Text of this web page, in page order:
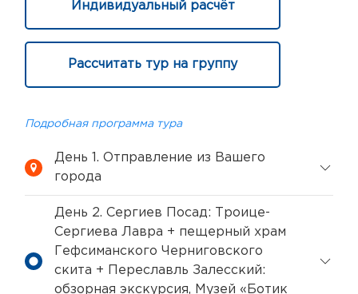
Индивидуальный расчёт
Рассчитать тур на группу
Подробная программа тура
День 1. Отправление из Вашего
города
День 2. Сергиев Посад: Троице-
Сергиева Лавра + пещерный храм
Гефсиманского Черниговского
скита + Переславль Залесский:
обзорная экскурсия, Музей «Ботик